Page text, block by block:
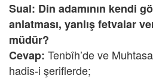
Sual: Din adamının kendi
anlatması, yanlış fetvalar
müdür?
Cevap: Tenbîh’de ve
hadis-i şeriflerde;